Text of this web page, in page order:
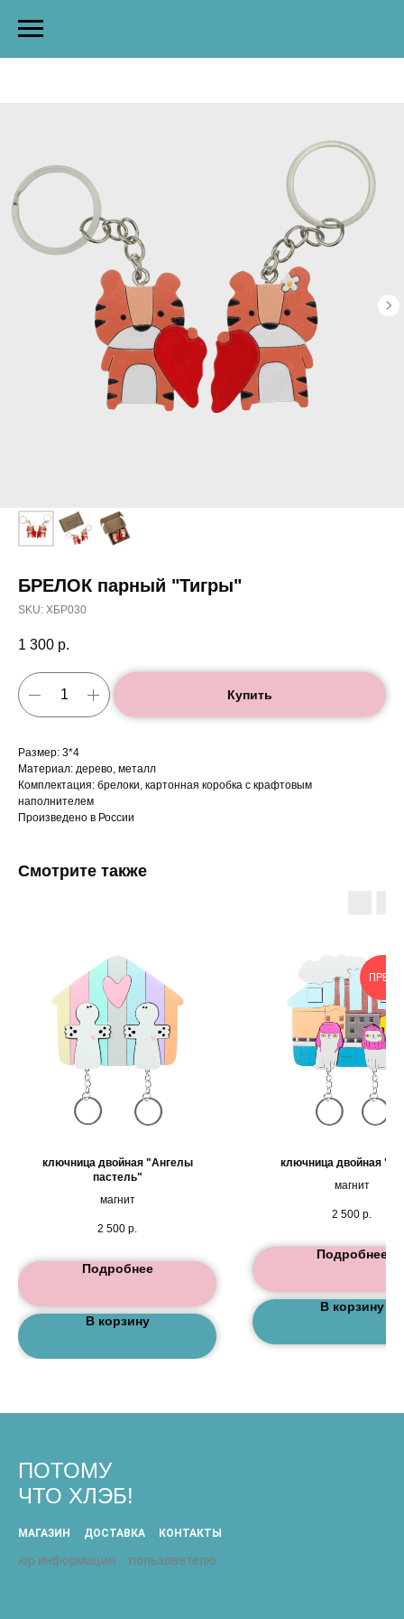
БРЕЛОК парный "Тигры"
SKU: ХБР030
1 300 р.
Купить
Размер: 3*4
Материал: дерево, металл
Комплектация: брелоки, картонная коробка с крафтовым
наполнителем
Произведено в России
Смотрите также
ключница двойная "Ангелы
пастель"
магнит
2 500 р.
Подробнее
В корзину
ключница двойная
магнит
2 500 р.
Подробнее
В корзину
ПОТОМУ
ЧТО ХЛЭБ!
МАГАЗИН ДОСТАВКА КОНТАКТЫ
юр информация пользователю